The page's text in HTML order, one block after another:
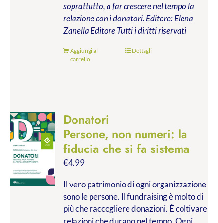
soprattutto, a far crescere nel tempo la
relazione con i donatori. Editore: Elena
Zanella EditoreTutti i diritti riservati
Aggiungi al
carrello
Dettagli
Donatori
Persone, non numeri: la
fiducia che si fa sistema
€4.99
Il vero patrimonio di ogni organizzazione
sono le persone. Il fundraising è molto di
più che raccogliere donazioni. È coltivare
relazioni che durano nel tempo. Ogni